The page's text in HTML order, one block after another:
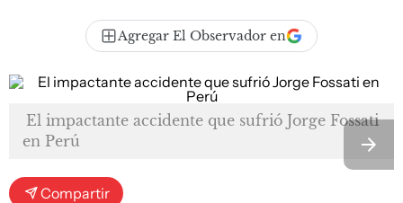
Agregar El Observador en
El impactante accidente que sufrió Jorge Fossati
en Perú
Compartir